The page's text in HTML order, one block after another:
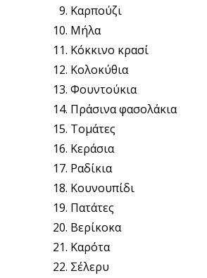
Καρπούζι
Μήλα
Κόκκινο κρασί
Κολοκύθια
Φουντούκια
Πράσινα φασολάκια
Τομάτες
Κεράσια
Ραδίκια
Κουνουπίδι
Πατάτες
Βερίκοκα
Καρότα
Σέλερυ